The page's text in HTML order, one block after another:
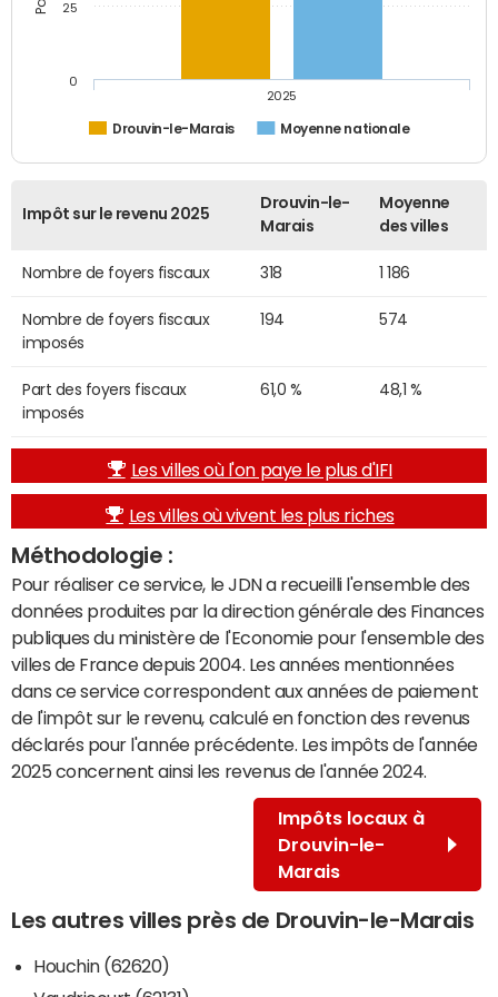
Drouvin-le-Marais Moyenne nationale
2025
0
25
Impôt sur le revenu 2025
Drouvin-le-
Marais
Moyenne
des villes
Nombre de foyers fiscaux 318 1 186
Nombre de foyers fiscaux
imposés
194 574
Part des foyers fiscaux
imposés
61,0 % 48,1 %
Les villes où l'on paye le plus d'IFI
Les villes où vivent les plus riches
Méthodologie :
Pour réaliser ce service, le JDN a recueilli l'ensemble des
données produites par la direction générale des Finances
publiques du ministère de l'Economie pour l'ensemble des
villes de France depuis 2004. Les années mentionnées
dans ce service correspondent aux années de paiement
de l'impôt sur le revenu, calculé en fonction des revenus
déclarés pour l'année précédente. Les impôts de l'année
2025 concernent ainsi les revenus de l'année 2024.
Impôts locaux à
Drouvin-le-
Marais
Les autres villes près de Drouvin-le-Marais
Houchin (62620)